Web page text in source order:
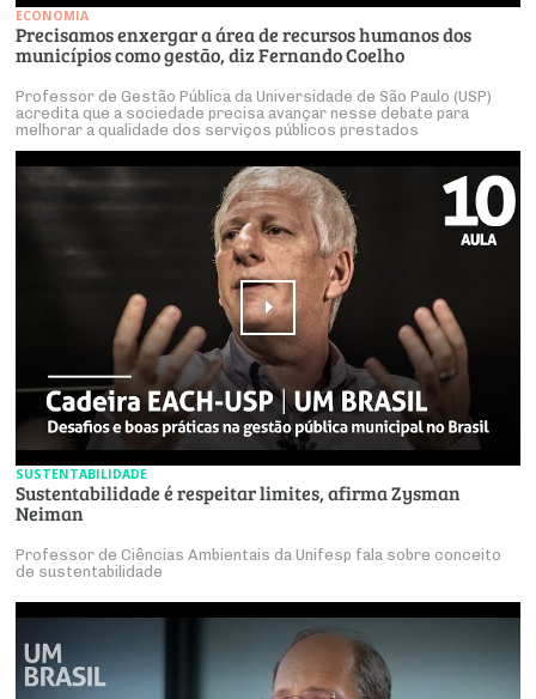
ECONOMIA
Precisamos enxergar a área de recursos humanos dos
municípios como gestão, diz Fernando Coelho
Professor de Gestão Pública da Universidade de São Paulo (USP)
acredita que a sociedade precisa avançar nesse debate para
melhorar a qualidade dos serviços públicos prestados
SUSTENTABILIDADE
Sustentabilidade é respeitar limites, afirma Zysman
Neiman
Professor de Ciências Ambientais da Unifesp fala sobre conceito
de sustentabilidade